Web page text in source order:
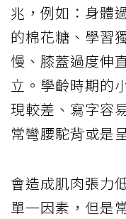
兆，例如：身體
的棉花糖、學習
慢、膝蓋過度伸
立。學齡時期的
現較差、寫字容
常彎腰駝背或是
會造成肌肉張力
單一因素，但是